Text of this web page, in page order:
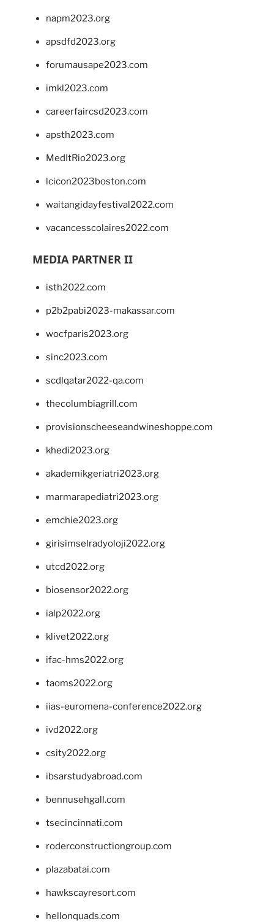
napm2023.org
apsdfd2023.org
forumausape2023.com
imkl2023.com
careerfaircsd2023.com
apsth2023.com
MedItRio2023.org
lcicon2023boston.com
waitangidayfestival2022.com
vacancesscolaires2022.com
MEDIA PARTNER II
isth2022.com
p2b2pabi2023-makassar.com
wocfparis2023.org
sinc2023.com
scdlqatar2022-qa.com
thecolumbiagrill.com
provisionscheeseandwineshoppe.com
khedi2023.org
akademikgeriatri2023.org
marmarapediatri2023.org
emchie2023.org
girisimselradyoloji2022.org
utcd2022.org
biosensor2022.org
ialp2022.org
klivet2022.org
ifac-hms2022.org
taoms2022.org
iias-euromena-conference2022.org
ivd2022.org
csity2022.org
ibsarstudyabroad.com
bennusehgall.com
tsecincinnati.com
roderconstructiongroup.com
plazabatai.com
hawkscayresort.com
hellonquads.com